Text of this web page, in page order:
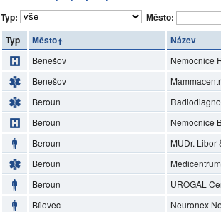
Typ: Město:
Typ
Město Název
Benešov Nemocnice
Benešov
Beroun
Beroun
Nemocnice
Beroun
MUDr. Libor
Beroun
Beroun
UROGAL
Bílovec
Neuronex